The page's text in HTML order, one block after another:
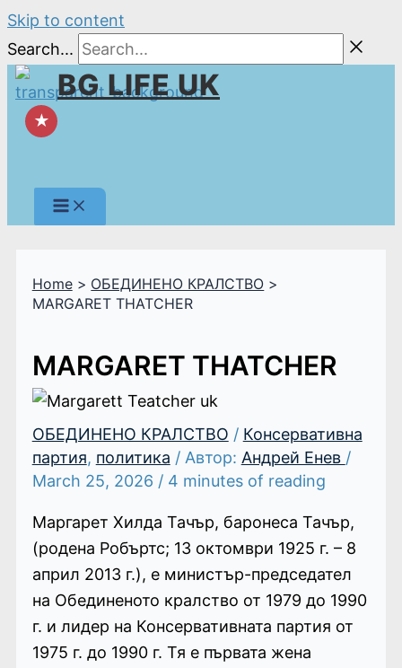
Skip to content
Search...
BG LIFE UK
★
Home
ОБЕДИНЕНО КРАЛСТВО
MARGARET THATCHER
MARGARET THATCHER
ОБЕДИНЕНО КРАЛСТВО / Консервативна
партия, политика / Автор: Андрей Енев /
March 25, 2026 / 4 minutes of reading
Маргарет Хилда Тачър, баронеса Тачър,
(родена Робъртс; 13 октомври 1925 г. – 8
април 2013 г.), е министър-председател
на Обединеното кралство от 1979 до 1990
г. и лидер на Консервативната партия от
1975 г. до 1990 г. Тя е първата жена